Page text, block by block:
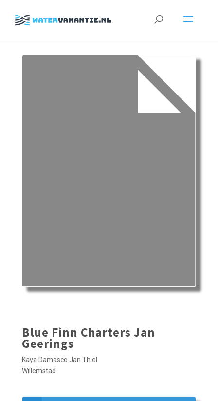
Zoeken
Blue Finn Charters Jan
Geerings
Kaya Damasco Jan Thiel
Willemstad